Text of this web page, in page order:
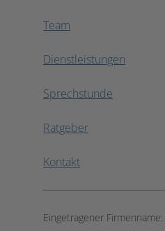
Team
Dienstleistungen
Sprechstunde
Ratgeber
Kontakt
Eingetragener Firmenname: